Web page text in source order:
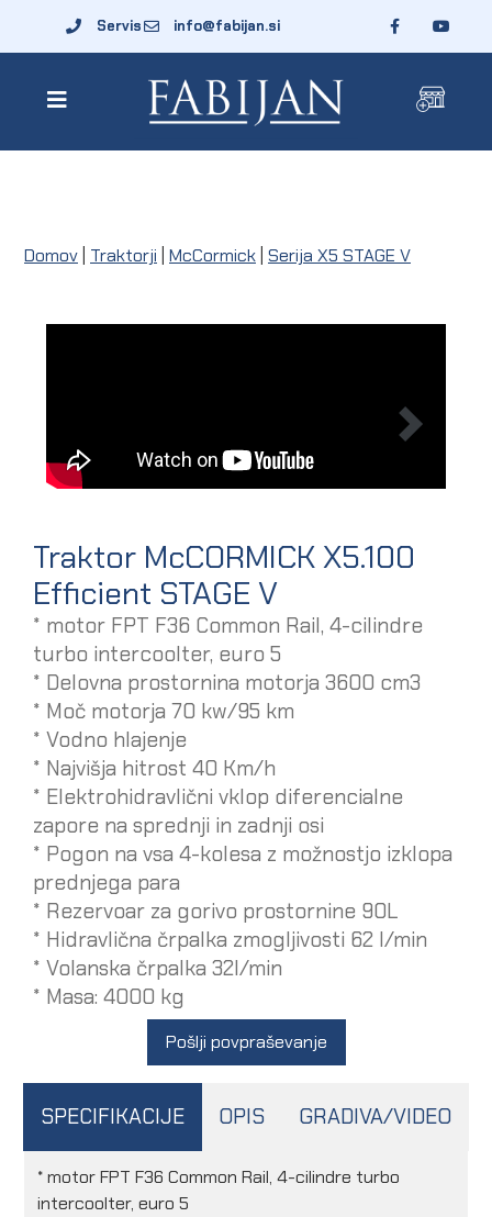
Servis info@fabijan.si
Domov Traktorji McCormick Serija X5 STAGE V
Traktor McCORMICK X5.100
Efficient STAGE V
* motor FPT F36 Common Rail, 4-cilindre
turbo intercoolter, euro 5
* Delovna prostornina motorja 3600 cm3
* Moč motorja 70 kw/95 km
* Vodno hlajenje
* Najvišja hitrost 40 Km/h
* Elektrohidravlični vklop diferencialne
zapore na sprednji in zadnji osi
* Pogon na vsa 4-kolesa z možnostjo izklopa
prednjega para
* Rezervoar za gorivo prostornine 90L
* Hidravlična črpalka zmogljivosti 62 l/min
* Volanska črpalka 32l/min
* Masa: 4000 kg
Pošlji povpraševanje
SPECIFIKACIJE OPIS GRADIVA/VIDEO
* motor FPT F36 Common Rail, 4-cilindre turbo
intercoolter, euro 5